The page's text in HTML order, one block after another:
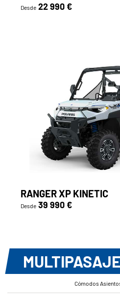
Desde 22 990 €
RANGER XP KINETIC
Desde 39 990 €
Cómodos